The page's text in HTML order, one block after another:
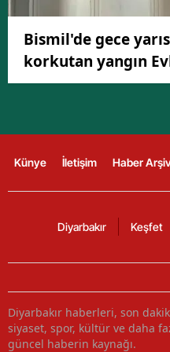
Bismil'de gece
korkutan yangın
Künye İletişim Haber
Diyarbakır Keşfet
Diyarbakır haberleri, son
siyaset, spor, kültür ve daha
güncel haberin kaynağı.